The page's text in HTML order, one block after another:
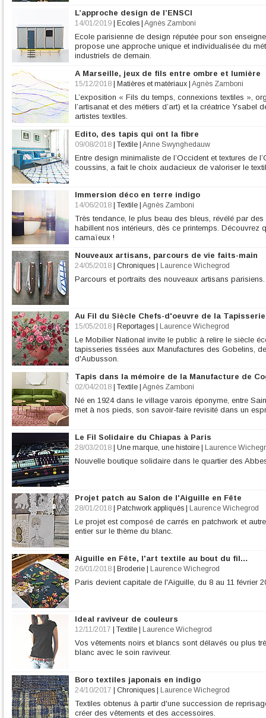
L’approche design de l’ENSCI
14/01/2019 Ecoles Agnès Zamboni
Ecole parisienne de design réputée pour son
propose une approche unique et individualisée du
industriels de demain.
A Marseille, jeux de fils entre ombre et lumière
15/12/2018 Matières et matériaux Agnès Zamboni
L’exposition « Fils du temps, connexions textiles »,
l’artisanat et des métiers d’art) et la créatrice Ysabel
artistes textiles.
Edito, des tapis qui ont la fibre
09/08/2018 Textile Anne Swynghedauw
Entre design minimaliste de l’Occident et textures de
coussins, a fait le choix audacieux de valoriser le
Immersion déco en terre indigo
14/06/2018 Textile Agnès Zamboni
Très tendance, le plus beau des bleus, révélé par
habillent nos intérieurs, dès ce printemps. Découvrez
camaïeux !
Nouveaux artisans, parcours de vie faits-main
24/05/2018 Chroniques Laurence Wichegrod
Parcours et portraits des nouveaux artisans parisiens.
Au Fil du Siècle Chefs-d'oeuvre de la Tapisserie
15/05/2018 Reportages Laurence Wichegrod
Le Mobilier National invite le public à relire le siècle
tapisseries tissées aux Manufactures des Gobelins,
d'Aubusson.
Tapis dans la mémoire de la Manufacture de
02/04/2018 Textile Agnès Zamboni
Né en 1924 dans le village varois éponyme, entre
met à nos pieds, son savoir-faire revisité dans un
Le Fil Solidaire du Chiapas à Paris
28/03/2018 Une marque, une histoire Laurence
Nouvelle boutique solidaire dans le quartier des
Projet patch au Salon de l'Aiguille en Fête
28/01/2018 Patchwork appliqués Laurence Wichegrod
Le projet est composé de carrés en patchwork et
entier sur le thème du blanc.
Aiguille en Fête, l'art textile au bout du fil…
26/01/2018 Broderie Laurence Wichegrod
Paris devient capitale de l'Aiguille, du 8 au 11 février
Ideal raviveur de couleurs
12/11/2017 Textile Laurence Wichegrod
Vos vêtements noirs et blancs sont délavés ou plus
blanc avec le soin raviveur.
Boro textiles japonais en indigo
24/10/2017 Chroniques Laurence Wichegrod
Textiles obtenus à partir d'une succession de
créer des vêtements et des accessoires.